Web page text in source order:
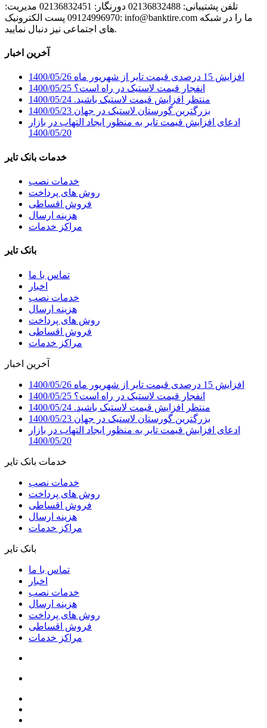
تلفن پشتیبانی: 02136832488 دورنگار: 02136832451 مدیریت:
09124996970 پست الکترونیک: info@banktire.com ما را در شبکه
های اجتماعی نیز دنبال نمایید.
آخرین اخبار
افزایش 15 درصدی قیمت تایر از شهریور ماه
1400/05/26
انفجار قیمت لاستیک در راه است؟ 1400/05/25
منتظر افزایش قیمت لاستیک باشید. 1400/05/24
بزرگترین گورستان لاستیک در جهان 1400/05/23
ادعای افزایش قیمت تایر به منظور ایجاد التهاب در بازار
1400/05/20
خدمات بانک تایر
خدمات نصب
روش های پرداخت
فروش اقساطی
هزینه ارسال
مراکز خدمات
بانک تایر
تماس با ما
اخبار
خدمات نصب
هزینه ارسال
روش های پرداخت
فروش اقساطی
مراکز خدمات
آخرین اخبار
افزایش 15 درصدی قیمت تایر از شهریور ماه
1400/05/26
انفجار قیمت لاستیک در راه است؟ 1400/05/25
منتظر افزایش قیمت لاستیک باشید. 1400/05/24
بزرگترین گورستان لاستیک در جهان 1400/05/23
ادعای افزایش قیمت تایر به منظور ایجاد التهاب در بازار
1400/05/20
خدمات بانک تایر
خدمات نصب
روش های پرداخت
فروش اقساطی
هزینه ارسال
مراکز خدمات
بانک تایر
تماس با ما
اخبار
خدمات نصب
هزینه ارسال
روش های پرداخت
فروش اقساطی
مراکز خدمات